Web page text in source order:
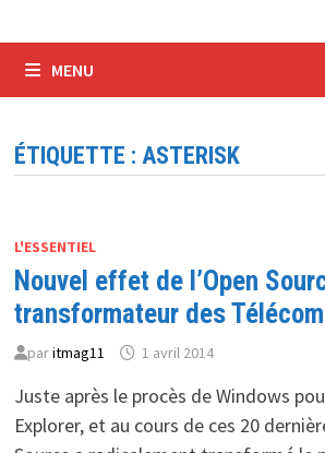
MENU
ÉTIQUETTE : ASTERISK
L'ESSENTIEL
Nouvel effet de l’Open
transformateur des
paritmag11 1 avril 2014
Juste après le procès de Windows
Explorer, et au cours de ces 20